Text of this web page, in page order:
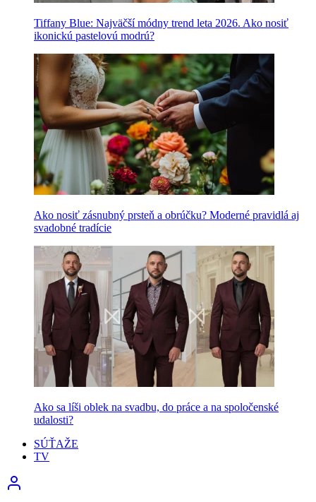
Tiffany Blue: Najväčší módny trend leta 2026. Ako nosiť
ikonickú pastelovú modrú?
Ako nosiť zásnubný prsteň a obrúčku? Moderné pravidlá aj
svadobné tradície
Ako sa líši oblek na svadbu, do práce a na spoločenské
udalosti?
SÚŤAŽE
TV